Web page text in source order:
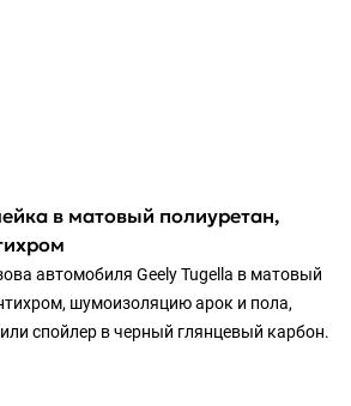
в матовый полиуретан,
автомобиля Geely Tugella в матовый
шумоизоляцию арок и пола,
спойлер в черный глянцевый карбон.